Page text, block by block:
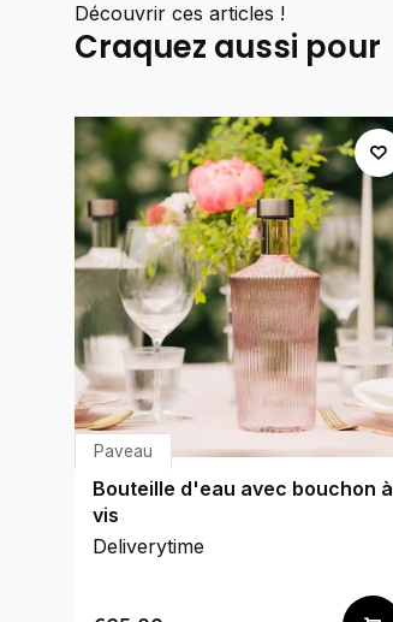
Découvrir ces articles !
Craquez aussi pour
Paveau
Bouteille d'eau avec bouchon à
vis
Deliverytime